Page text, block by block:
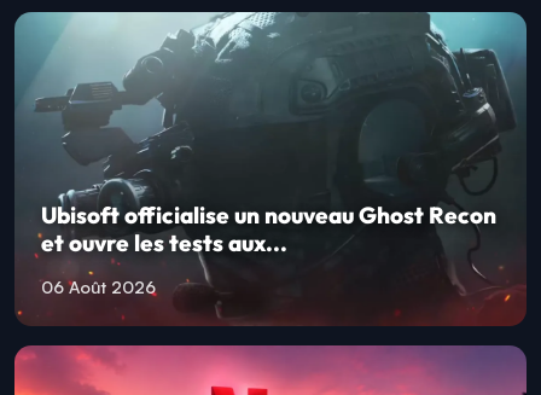
Ubisoft officialise un nouveau Ghost Recon
et ouvre les tests aux...
06 Août 2026